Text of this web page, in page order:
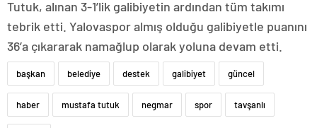
Tutuk, alınan 3-1’lik galibiyetin ardından tüm takımı
tebrik etti. Yalovaspor almış olduğu galibiyetle puanını
36’a çıkararak namağlup olarak yoluna devam etti.
başkan belediye destek galibiyet güncel
haber mustafa tutuk negmar spor tavşanlı